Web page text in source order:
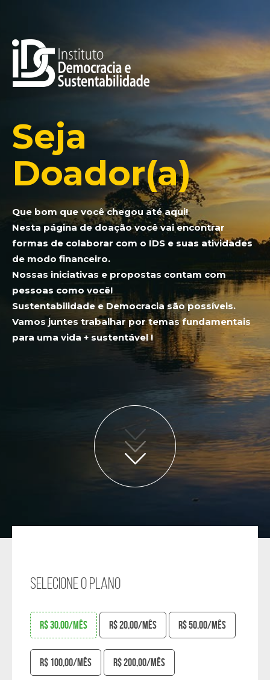
Seja
Doador(a)
Que bom que você chegou até aqui!
Nesta página de doação você vai encontrar
formas de colaborar com o IDS e suas atividades
de modo financeiro.
Nossas iniciativas e propostas contam com
pessoas como você!
Sustentabilidade e Democracia são possíveis.
Vamos juntes trabalhar por temas fundamentais
para uma vida + sustentável !
SELECIONE O PLANO
R$ 30,00/mês R$ 20,00/mês R$ 50,00/mês
R$ 100,00/mês R$ 200,00/mês